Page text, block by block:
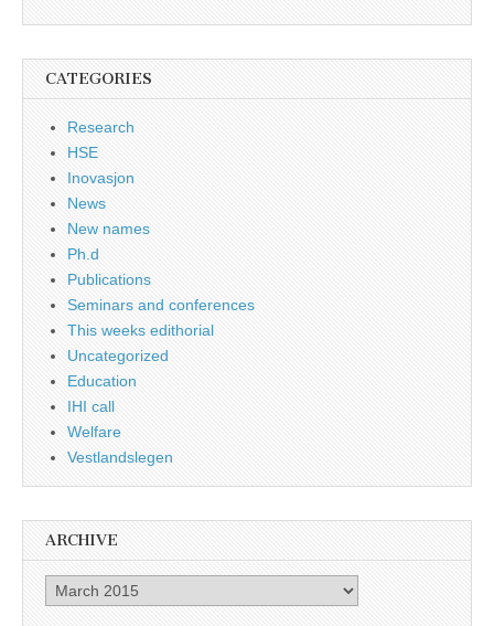
CATEGORIES
Research
HSE
Inovasjon
News
New names
Ph.d
Publications
Seminars and conferences
This weeks edithorial
Uncategorized
Education
IHI call
Welfare
Vestlandslegen
ARCHIVE
Archive